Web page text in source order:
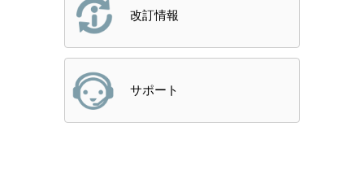
改訂情報
サポート